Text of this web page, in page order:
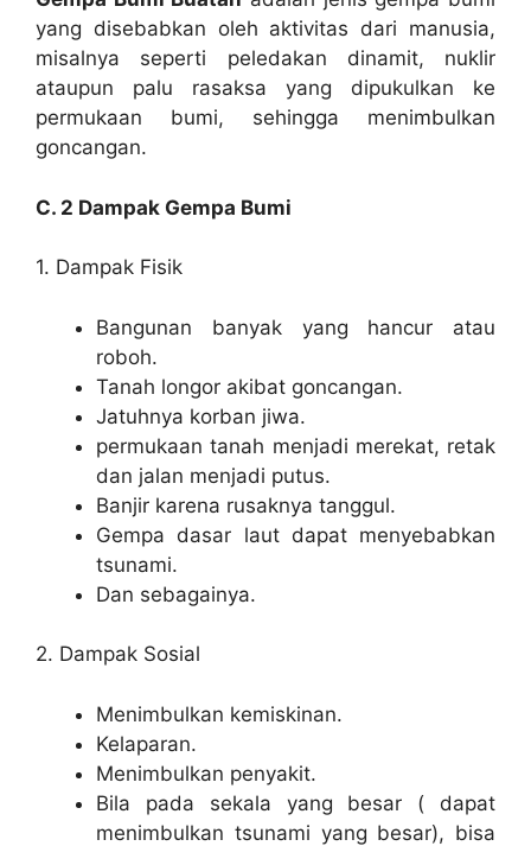
yang disebabkan oleh aktivitas dari manusia,
misalnya seperti peledakan dinamit, nuklir
ataupun palu rasaksa yang dipukulkan ke
permukaan bumi, sehingga menimbulkan
goncangan.
C. 2 Dampak Gempa Bumi
1. Dampak Fisik
Bangunan banyak yang hancur atau
roboh.
Tanah longor akibat goncangan.
Jatuhnya korban jiwa.
permukaan tanah menjadi merekat, retak
dan jalan menjadi putus.
Banjir karena rusaknya tanggul.
Gempa dasar laut dapat menyebabkan
tsunami.
Dan sebagainya.
2. Dampak Sosial
Menimbulkan kemiskinan.
Kelaparan.
Menimbulkan penyakit.
Bila pada sekala yang besar ( dapat
menimbulkan tsunami yang besar), bisa